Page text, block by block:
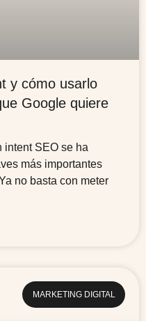
y cómo usarlo
Google quiere
intent SEO se ha
más importantes
no basta con meter
MARKETING DIGITAL